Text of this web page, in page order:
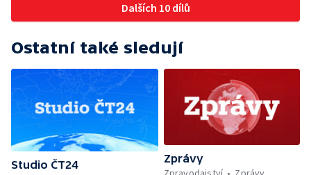
Dalších 10 dílů
Ostatní také sledují
Studio ČT24
Zprávy